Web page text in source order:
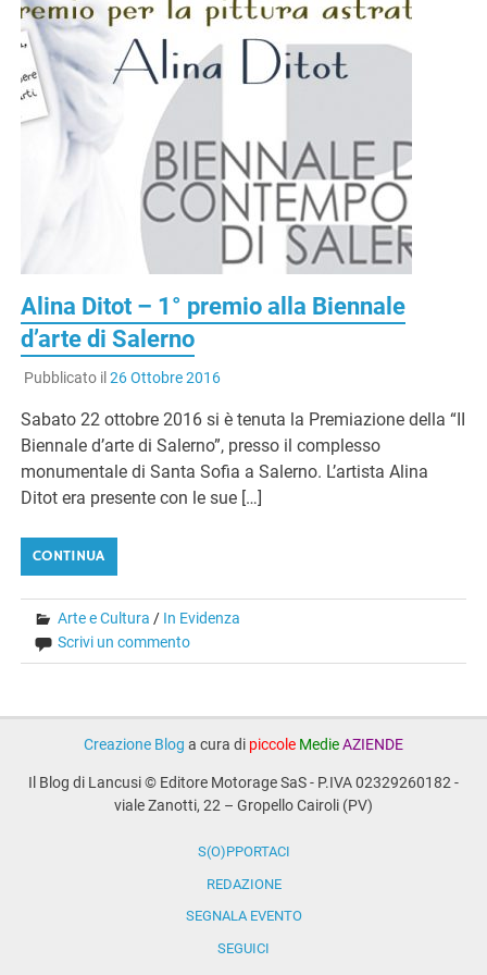
Alina Ditot – 1° premio alla Biennale
d’arte di Salerno
Pubblicato il 26 Ottobre 2016
Sabato 22 ottobre 2016 si è tenuta la Premiazione della “II
Biennale d’arte di Salerno”, presso il complesso
monumentale di Santa Sofia a Salerno. L’artista Alina
Ditot era presente con le sue […]
CONTINUA
Arte e Cultura / In Evidenza
Scrivi un commento
Creazione Blog a cura di piccole MedieAZIENDE
Il Blog di Lancusi © Editore Motorage SaS - P.IVA 02329260182 -
viale Zanotti, 22 – Gropello Cairoli (PV)
S(O)PPORTACI
REDAZIONE
SEGNALA EVENTO
SEGUICI